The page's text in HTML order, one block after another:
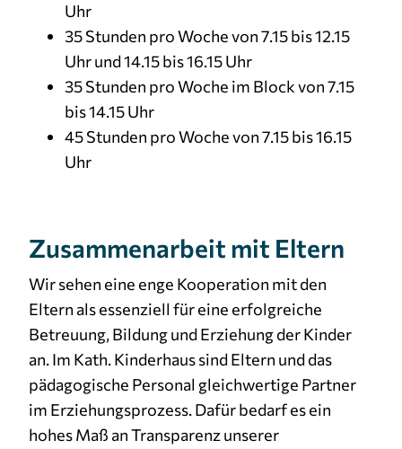
Uhr
35 Stunden pro Woche von 7.15 bis 12.15
Uhr und 14.15 bis 16.15 Uhr
35 Stunden pro Woche im Block von 7.15
bis 14.15 Uhr
45 Stunden pro Woche von 7.15 bis 16.15
Uhr
Zusammenarbeit mit Eltern
Wir sehen eine enge Kooperation mit den
Eltern als essenziell für eine erfolgreiche
Betreuung, Bildung und Erziehung der Kinder
an. Im Kath. Kinderhaus sind Eltern und das
pädagogische Personal gleichwertige Partner
im Erziehungsprozess. Dafür bedarf es ein
hohes Maß an Transparenz unserer